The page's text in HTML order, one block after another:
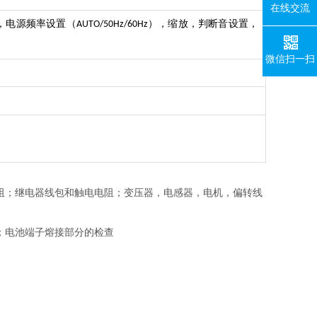
电源频率设置（AUTO/50Hz/60Hz），缩放，判断音设置，
继电器线包和触电电阻；变压器，电感器，电机，偏转线
电池端子熔接部分的检查
在线交流
微信扫一扫